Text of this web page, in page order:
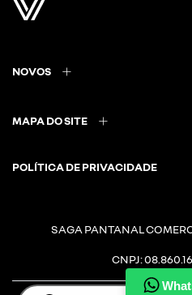
NOVOS
MAPA DO SITE
POLÍTICA DE PRIVACIDADE
SAGA PANTANAL
CNPJ: